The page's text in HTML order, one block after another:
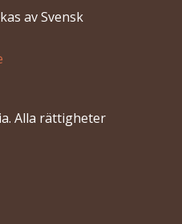
av Svensk
Alla rättigheter